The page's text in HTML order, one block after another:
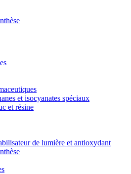
et isocyanates spéciaux
et résine
de lumière et antioxydant